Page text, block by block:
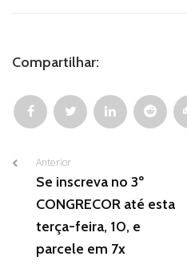
Compartilhar:
Anterior
Se inscreva no 3º
CONGRECOR até esta
terça-feira, 10, e
parcele em 7x